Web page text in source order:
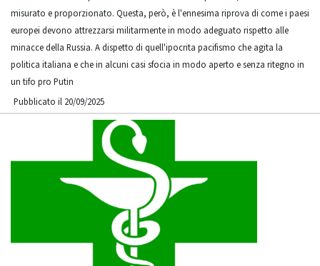
misurato e proporzionato. Questa, però, è l'ennesima riprova di come i paesi
europei devono attrezzarsi militarmente in modo adeguato rispetto alle
minacce della Russia. A dispetto di quell'ipocrita pacifismo che agita la
politica italiana e che in alcuni casi sfocia in modo aperto e senza ritegno in
un tifo pro Putin
Pubblicato il 20/09/2025